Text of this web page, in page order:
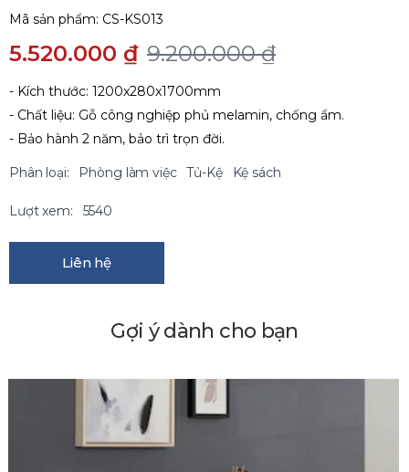
Mã sản phẩm: CS-KS013
5.520.000 ₫ 9.200.000 ₫
- Kích thước: 1200x280x1700mm
- Chất liệu: Gỗ công nghiệp phủ melamin, chống ẩm.
- Bảo hành 2 năm, bảo trì trọn đời.
Phân loại: Phòng làm việc Tủ-Kệ Kệ sách
Lượt xem: 5540
Liên hệ
Gợi ý dành cho bạn